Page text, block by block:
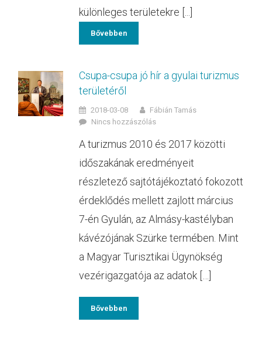
különleges területekre [...]
Bővebben
Csupa-csupa jó hír a gyulai turizmus
területéről
2018-03-08
Fábián Tamás
Nincs hozzászólás
A turizmus 2010 és 2017 közötti
időszakának eredményeit
részletező sajtótájékoztató fokozott
érdeklődés mellett zajlott március
7-én Gyulán, az Almásy-kastélyban
kávézójának Szürke termében. Mint
a Magyar Turisztikai Ügynökség
vezérigazgatója az adatok […]
Bővebben